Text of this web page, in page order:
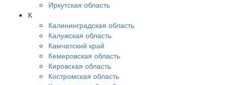
Иркутская область
К
Калининградская область
Калужская область
Камчатский край
Кемеровская область
Кировская область
Костромская область